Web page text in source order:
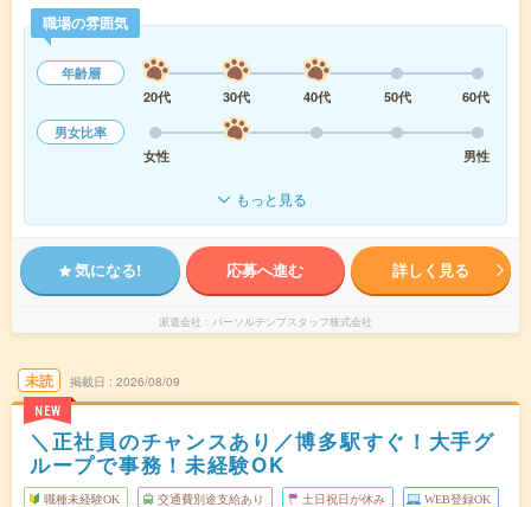
職場の雰囲気
年齢層
20代
30代 40代 50代
60代
男女比率
女性
男性
もっと見る
気になる! 応募へ進む 詳しく見る
派遣会社 パーソルテンプスタッフ株式会社
未読
NEW
掲載日 2026/08/09
＼正社員のチャンスあり／博多駅すぐ！大手グ
ループで事務！未経験OK
職種未経験OK 交通費別途支給あり 土日祝日が休み WEB登録OK